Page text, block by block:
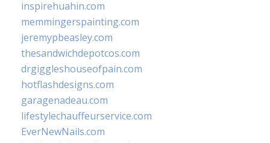
inspirehuahin.com
memmingerspainting.com
jeremypbeasley.com
thesandwichdepotcos.com
drgiggleshouseofpain.com
hotflashdesigns.com
garagenadeau.com
lifestylechauffeurservice.com
EverNewNails.com